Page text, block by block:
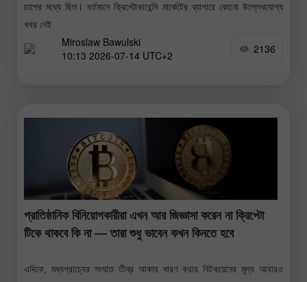
চাপের মধ্যে ছিল। বর্তমানে ক্রিপ্টোকারেন্সি মার্কেটের ব্যাপারে কোনো উল্লেখযোগ্য
খবর নেই
Miroslaw Bawulski
10:13 2026-07-14 UTC+2
2136
প্রাতিষ্ঠানিক বিনিয়োগকারীরা এখন আর জিজ্ঞাসা করেন না ক্রিপ্টো
টিকে থাকবে কি না — তারা শুধু ভাবেন কখন কিনতে হবে
এদিকে, মধ্যপ্রাচ্যের সংঘাত তীব্র আকার ধারণ করায় বিটকয়েনের মূল্য আবারও